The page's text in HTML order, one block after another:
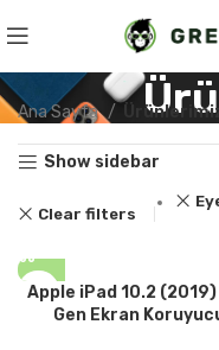
Ana Sayfa
Show sidebar
Clear filters
Apple iPad 10.2
Gen Ekran